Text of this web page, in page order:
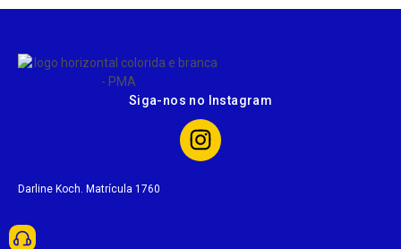
Siga-nos no Instagram
Darline Koch. Matrícula 1760